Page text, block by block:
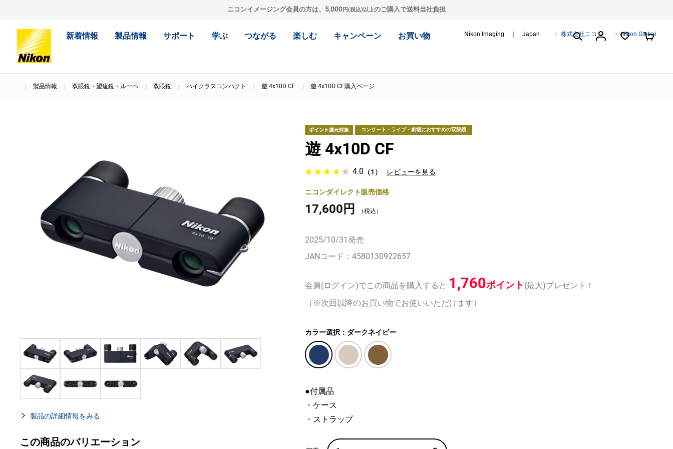
ニコンイメージング会員の方は、 5,000円(税込)以上のご購入で送料当社負担
新着情報 製品情報 サポート 学ぶ つながる 楽しむ キャンペーン お買い物 Nikon Imaging ｜ Japan 株式会社ニコン Nikon Global
製品情報 双眼鏡・望遠鏡・ルーペ 双眼鏡 ハイクラスコンパクト 遊 4x10D CF 遊 4x10D CF購入ページ
製品の詳細情報をみる
この商品のバリエーション
コンサート・ライブ・劇場におすすめの双眼鏡
遊 4x10D CF
4.0 （1） レビューを見る
ニコンダイレクト販売価格
17,600円
2025/10/31発売
JANコード： 4580130922657
会員(ログイン)でこの商品を購入すると 1,760ポイント (最大)プレゼント！
（※次回以降のお買い物でお使いいただけます）
カラー選択：ダークネイビー
●付属品
・ケース
・ストラップ